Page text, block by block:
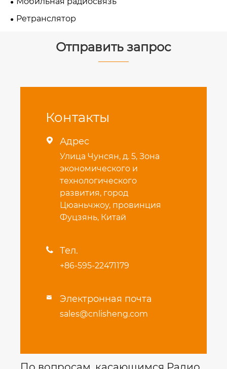
Ретранслятор
Отправить запрос
Контакты
 Адрес
Улица Чунсян, д. 5, Зона
экономического и
технологического
развития, город
Цюаньчжоу, провинция
Фуцзянь, Китай
 Тел.
+86-595-22471179
 Электронная почта
sales@cnlisheng.com